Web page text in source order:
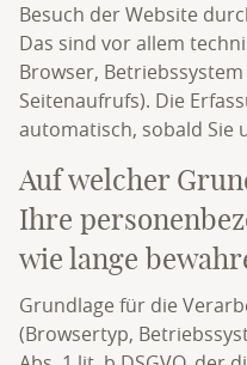
Besuch der Website
Das sind vor allem
Browser,
Seitenaufrufs). Die
automatisch, sobald Sie
Auf welcher
Ihre
wie lange
Grundlage für die
(Browsertyp,